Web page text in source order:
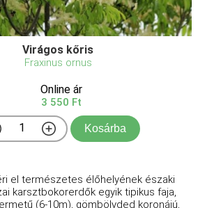
Virágos kőris
Fraxinus ornus
Online ár
3 550 Ft
Kosárba
el természetes élőhelyének északi
karsztbokorerdők egyik tipikus faja,
(6-10m), gömbölyded koronájú,